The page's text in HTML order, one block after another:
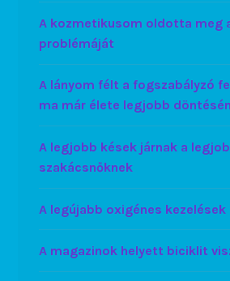
A kozmetikusom oldotta meg
problémáját
A lányom félt a fogszabályzó
ma már élete legjobb
A legjobb kések járnak a
szakácsnőknek
A legújabb oxigénes kezelések
A magazinok helyett biciklit